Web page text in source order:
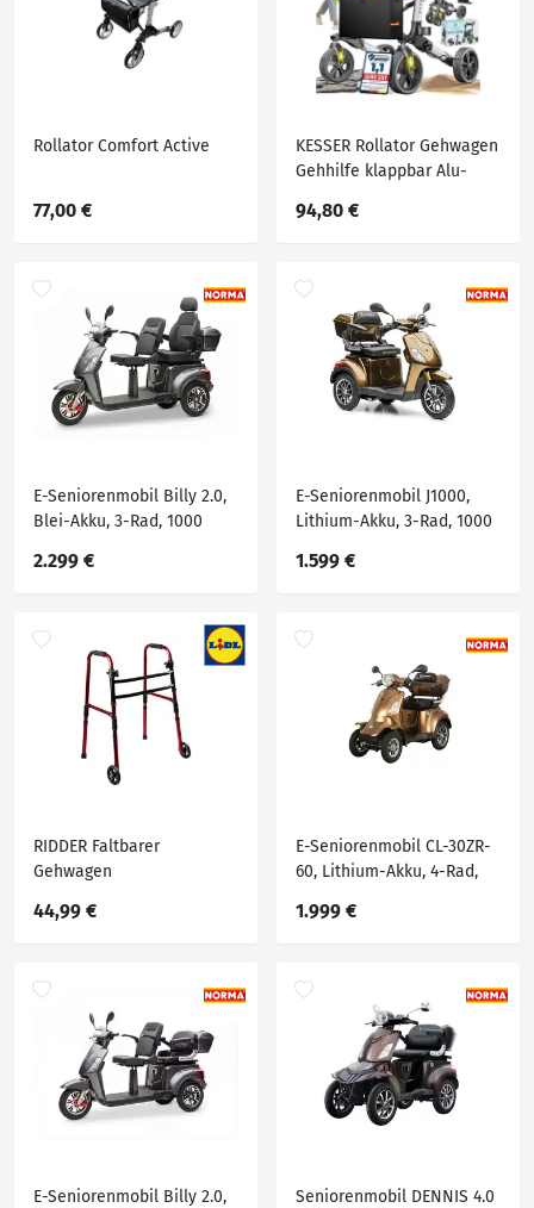
Rollator Comfort Active
77,00 €
KESSER Rollator Gehwagen
Gehhilfe klappbar Alu-
94,80 €
E-Seniorenmobil Billy 2.0,
Blei-Akku, 3-Rad, 1000
2.299 €
E-Seniorenmobil J1000,
Lithium-Akku, 3-Rad, 1000
1.599 €
RIDDER Faltbarer
Gehwagen
44,99 €
E-Seniorenmobil CL-30ZR-
60, Lithium-Akku, 4-Rad,
1.999 €
E-Seniorenmobil Billy 2.0,
Seniorenmobil DENNIS 4.0